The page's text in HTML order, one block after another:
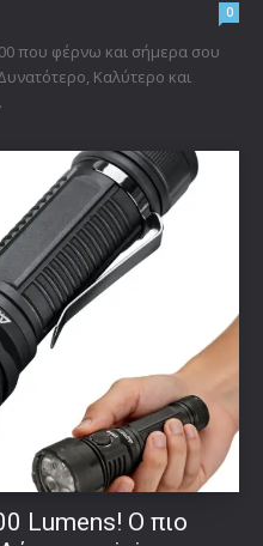
0
που φέρνω και σήμερα σου
Καλύτερο και
Lumens! Ο πιο